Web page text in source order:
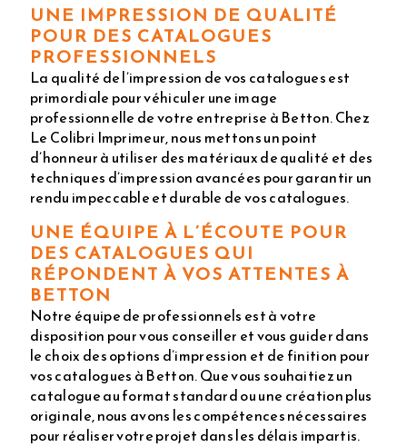
UNE IMPRESSION DE QUALITÉ
POUR DES CATALOGUES
PROFESSIONNELS
La qualité de l’impression de vos catalogues est
primordiale pour véhiculer une image
professionnelle de votre entreprise à Betton. Chez
Le Colibri Imprimeur, nous mettons un point
d’honneur à utiliser des matériaux de qualité et des
techniques d’impression avancées pour garantir un
rendu impeccable et durable de vos catalogues.
UNE ÉQUIPE À L’ÉCOUTE POUR
DES CATALOGUES QUI
RÉPONDENT À VOS ATTENTES À
BETTON
Notre équipe de professionnels est à votre
disposition pour vous conseiller et vous guider dans
le choix des options d’impression et de finition pour
vos catalogues à Betton. Que vous souhaitiez un
catalogue au format standard ou une création plus
originale, nous avons les compétences nécessaires
pour réaliser votre projet dans les délais impartis.